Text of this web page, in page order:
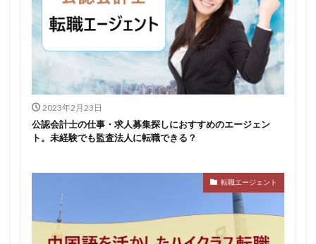
2023年2月23日
公認会計士の仕事・求人募集探しにおすすめのエージェン
ト。未経験でも監査法人に転職できる？
転職エージェント